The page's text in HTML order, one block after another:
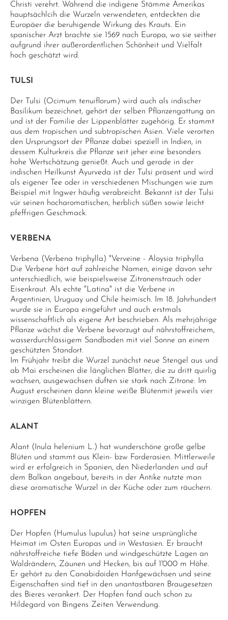
Christi verehrt. Während die indigene Stämme Amerikas
hauptsächlcih die Wurzeln verwendeten, entdeckten die
Europäer die beruhigende Wirkung des Krauts. Ein
spanischer Arzt brachte sie 1569 nach Europa, wo sie seither
aufgrund ihrer außerordentlichen Schönheit und Vielfalt
hoch geschätzt wird.
TULSI
Der Tulsi (Ocimum tenuiflorum) wird auch als indischer
Basilikum bezeichnet, gehört der selben Pflanzengattung an
und ist der Familie der Lippenblätter zugehörig. Er stammt
aus dem tropischen und subtropischen Asien. Viele verorten
den Ursprungsort der Pflanze dabei speziell in Indien, in
dessem Kulturkreis die Pflanze seit jeher eine besonders
hohe Wertschätzung genießt. Auch und gerade in der
indischen Heilkunst Ayurveda ist der Tulsi präsent und wird
als eigener Tee oder in verschiedenen Mischungen wie zum
Beispiel mit Ingwer häufig verabreicht. Bekannt ist der Tulsi
vür seinen hocharomatischen, herblich süßen sowie leicht
pfeffrigen Geschmack.
VERBENA
Verbena (Verbena triphylla) "Verveine - Aloysia triphylla
Die Verbene hört auf zahlreiche Namen, einige davon sehr
unterschiedlich, wie beispielsweise Zitronenstrauch oder
Eisenkraut. Als echte "Latina" ist die Verbene in
Argentinien, Uruguay und Chile heimisch. Im 18. Jahrhundert
wurde sie in Europa eingeführt und auch erstmals
wissenschaftlich als eigene Art beschrieben. Als mehrjährige
Pflanze wächst die Verbene bevorzugt auf nährstoffreichem,
wasserdurchlässigem Sandboden mit viel Sonne an einem
geschützten Standort.
Im Frühjahr treibt die Wurzel zunächst neue Stengel aus und
ab Mai erscheinen die länglichen Blätter, die zu dritt quirlig
wachsen, ausgewachsen duften sie stark nach Zitrone. Im
August erscheinen dann kleine weiße Blütenmit jeweils vier
winzigen Blütenblättern.
ALANT
Alant (Inula helenium L.) hat wunderschöne große gelbe
Blüten und stammt aus Klein- bzw Forderasien. Mittlerweile
wird er erfolgreich in Spanien, den Niederlanden und auf
dem Balkan angebaut, bereits in der Antike nutzte man
diese aromatische Wurzel in der Küche oder zum räuchern.
HOPFEN
Der Hopfen (Humulus lupulus) hat seine ursprüngliche
Heimat im Osten Europas und in Westasien. Er braucht
nährstoffreiche tiefe Böden und windgeschützte Lagen an
Waldrändern, Zäunen und Hecken, bis auf 1'000 m Höhe.
Er gehört zu den Canabidoiden Hanfgewächsen und seine
Eigenschaften sind tief in den unantastbaren Braugesetzen
des Bieres verankert. Der Hopfen fand auch schon zu
Hildegard von Bingens Zeiten Verwendung.